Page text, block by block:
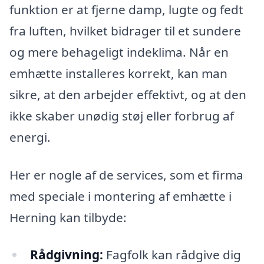
funktion er at fjerne damp, lugte og fedt
fra luften, hvilket bidrager til et sundere
og mere behageligt indeklima. Når en
emhætte installeres korrekt, kan man
sikre, at den arbejder effektivt, og at den
ikke skaber unødig støj eller forbrug af
energi.
Her er nogle af de services, som et firma
med speciale i montering af emhætte i
Herning kan tilbyde:
Rådgivning: Fagfolk kan rådgive dig